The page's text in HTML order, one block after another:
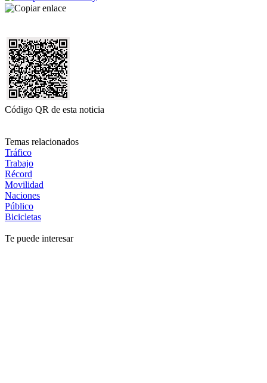
Código QR de esta noticia
Temas relacionados
Tráfico
Trabajo
Récord
Movilidad
Naciones
Público
Bicicletas
Te puede interesar